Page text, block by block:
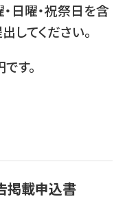
日曜・祝祭日を含
してください。
す。
掲載申込書